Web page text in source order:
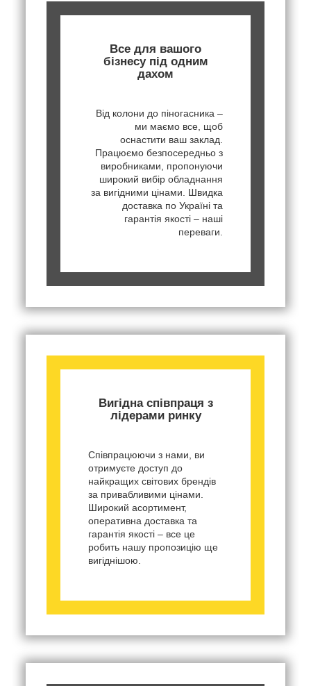
Все для вашого
бізнесу під одним
дахом
Від колони до піногасника –
ми маємо все, щоб
оснастити ваш заклад.
Працюємо безпосередньо з
виробниками, пропонуючи
широкий вибір обладнання
за вигідними цінами. Швидка
доставка по Україні та
гарантія якості – наші
переваги.
Вигідна співпраця з
лідерами ринку
Співпрацюючи з нами, ви
отримуєте доступ до
найкращих світових брендів
за привабливими цінами.
Широкий асортимент,
оперативна доставка та
гарантія якості – все це
робить нашу пропозицію ще
вигіднішою.